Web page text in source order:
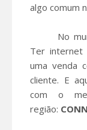
algo comum
No
Ter internet
uma venda
cliente. E
com o
região: